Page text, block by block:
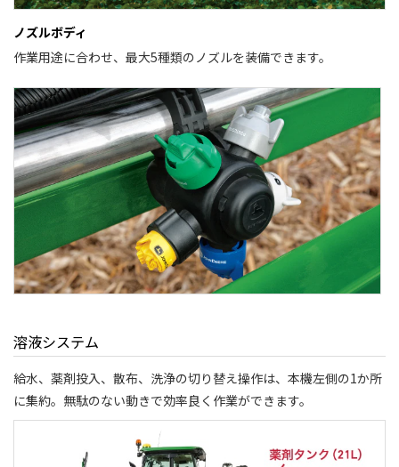
ノズルボディ
作業用途に合わせ、最大5種類のノズルを装備できます。
溶液システム
給水、薬剤投入、散布、洗浄の切り替え操作は、本機左側の1か所
に集約。無駄のない動きで効率良く作業ができます。